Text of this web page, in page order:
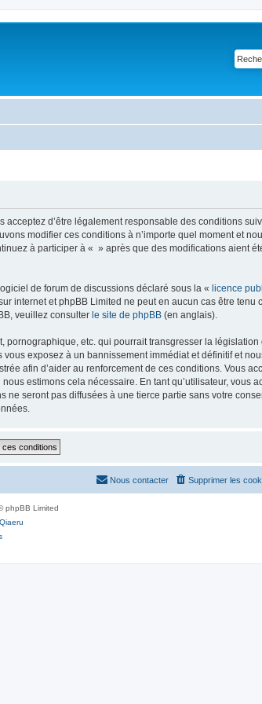
d’être légalement responsable des conditions
modifier ces conditions à n’importe quel moment et
à participer à « » après que des modifications aient
de forum de discussions déclaré sous la « licence
internet et phpBB Limited ne peut en aucun cas être tenu
veuillez consulter le site de phpBB (en anglais).
etc. qui pourrait transgresser la
exposez à un bannissement immédiat et définitif et
afin d’aider au renforcement de ces conditions. Vous
estimons cela nécessaire. En tant qu’utilisateur, vous
seront pas diffusées à une tierce partie sans votre
Supprimer les
Nous contacter
phpBB Limited
Qiaeru